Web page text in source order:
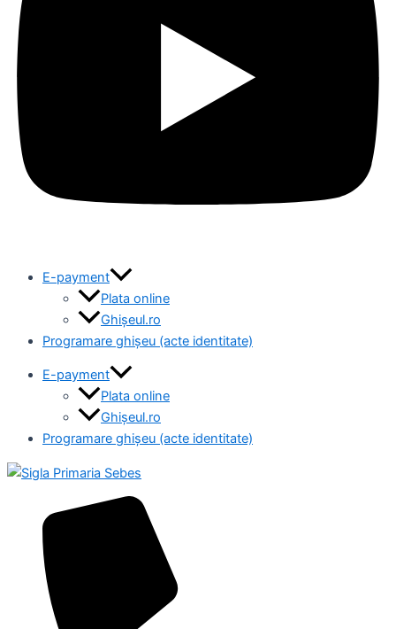
E-payment
Plata online
Ghișeul.ro
Programare ghișeu (acte identitate)
E-payment
Plata online
Ghișeul.ro
Programare ghișeu (acte identitate)